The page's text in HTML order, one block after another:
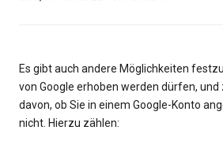
Es gibt auch andere Möglichkeiten
von Google erhoben werden dürfen,
davon, ob Sie in einem Google-Konto
nicht. Hierzu zählen: